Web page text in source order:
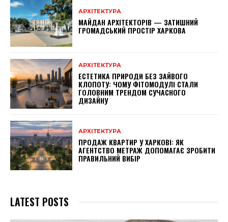
АРХІТЕКТУРА
МАЙДАН АРХІТЕКТОРІВ — ЗАТИШНИЙ
ГРОМАДСЬКИЙ ПРОСТІР ХАРКОВА
АРХІТЕКТУРА
ЕСТЕТИКА ПРИРОДИ БЕЗ ЗАЙВОГО
КЛОПОТУ: ЧОМУ ФІТОМОДУЛІ СТАЛИ
ГОЛОВНИМ ТРЕНДОМ СУЧАСНОГО
ДИЗАЙНУ
АРХІТЕКТУРА
ПРОДАЖ КВАРТИР У ХАРКОВІ: ЯК
АГЕНТСТВО МЕТРАЖ ДОПОМАГАЄ ЗРОБИТИ
ПРАВИЛЬНИЙ ВИБІР
LATEST POSTS